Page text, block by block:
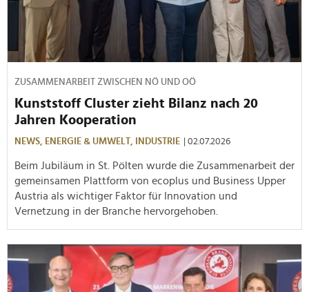
ZUSAMMENARBEIT ZWISCHEN NÖ UND OÖ
Kunststoff Cluster zieht Bilanz nach 20
Jahren Kooperation
NEWS, ENERGIE & UMWELT, INDUSTRIE | 02.07.2026
Beim Jubiläum in St. Pölten wurde die Zusammenarbeit der
gemeinsamen Plattform von ecoplus und Business Upper
Austria als wichtiger Faktor für Innovation und
Vernetzung in der Branche hervorgehoben.